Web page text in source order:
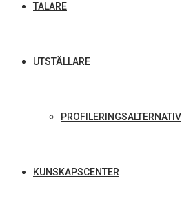
TALARE
UTSTÄLLARE
PROFILERINGSALTERNATIV
KUNSKAPSCENTER